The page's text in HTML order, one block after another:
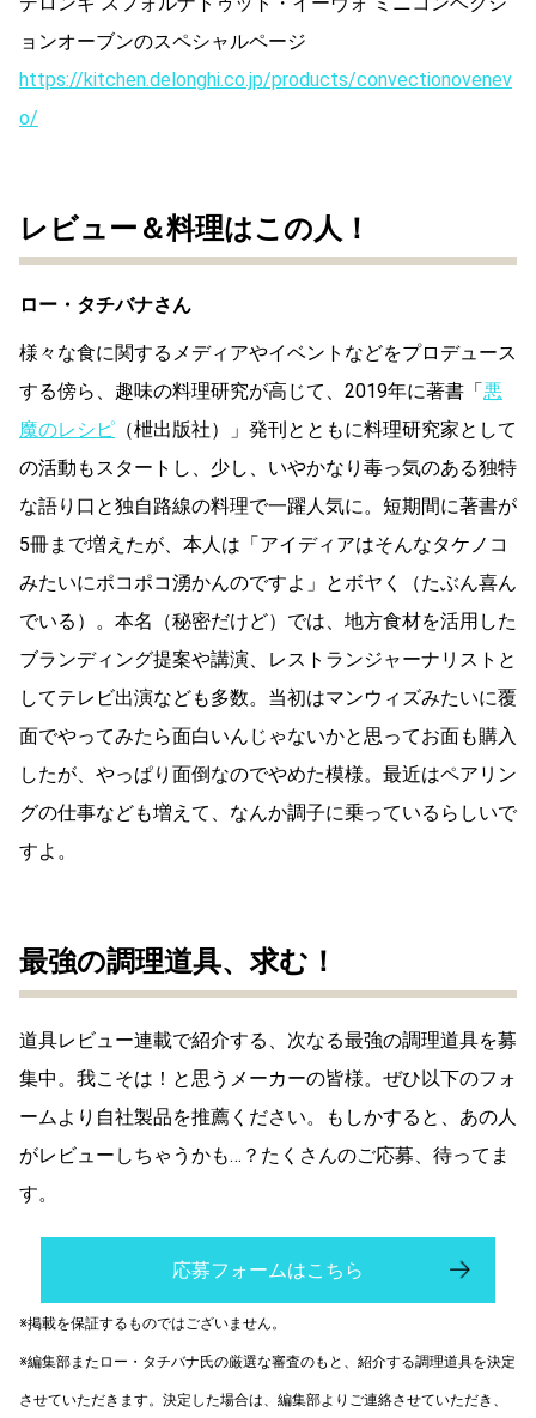
ョンオーブンのスペシャルページ
https://kitchen.delonghi.co.jp/products/convectionovenev
o/
レビュー＆料理はこの人！
ロー・タチバナさん
様々な食に関するメディアやイベントなどをプロデュース
する傍ら、趣味の料理研究が高じて、2019年に著書「悪
魔のレシピ （枻出版社）」発刊とともに料理研究家として
の活動もスタートし、少し、いやかなり毒っ気のある独特
な語り口と独自路線の料理で一躍人気に。短期間に著書が
5冊まで増えたが、本人は「アイディアはそんなタケノコ
みたいにポコポコ湧かんのですよ」とボヤく（たぶん喜ん
でいる）。本名（秘密だけど）では、地方食材を活用した
ブランディング提案や講演、レストランジャーナリストと
してテレビ出演なども多数。当初はマンウィズみたいに覆
面でやってみたら面白いんじゃないかと思ってお面も購入
したが、やっぱり面倒なのでやめた模様。最近はペアリン
グの仕事なども増えて、なんか調子に乗っているらしいで
すよ。
最強の調理道具、求む！
道具レビュー連載で紹介する、次なる最強の調理道具を募
集中。我こそは！と思うメーカーの皆様。ぜひ以下のフォ
ームより自社製品を推薦ください。もしかすると、あの人
がレビューしちゃうかも…？たくさんのご応募、待ってま
す。
応募フォームはこちら
※掲載を保証するものではございません。
※編集部またロー・タチバナ氏の厳選な審査のもと、紹介する調理道具を決定
させていただきます。決定した場合は、編集部よりご連絡させていただき、